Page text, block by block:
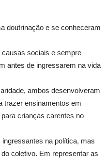
doutrinação e se conheceram
sociais e sempre
antes de ingressarem na vida
ambos desenvolveram
trazer ensinamentos em
crianças carentes no
na política, mas
coletivo. Em representar as